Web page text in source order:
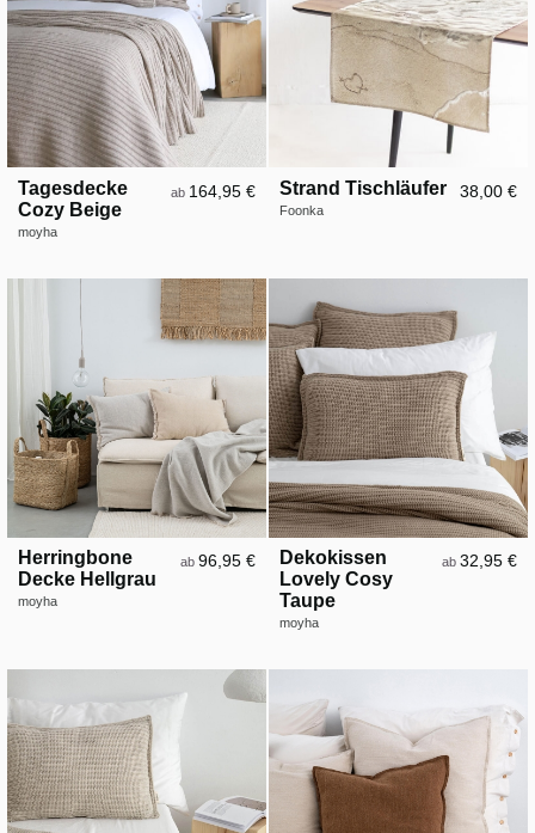
Tagesdecke
Cozy Beige
moyha
ab 164,95 € Strand Tischläufer
Foonka
38,00 €
Herringbone
Decke Hellgrau
moyha
ab96,95 €
Dekokissen
Lovely Cosy
Taupe
moyha
ab 32,95 €